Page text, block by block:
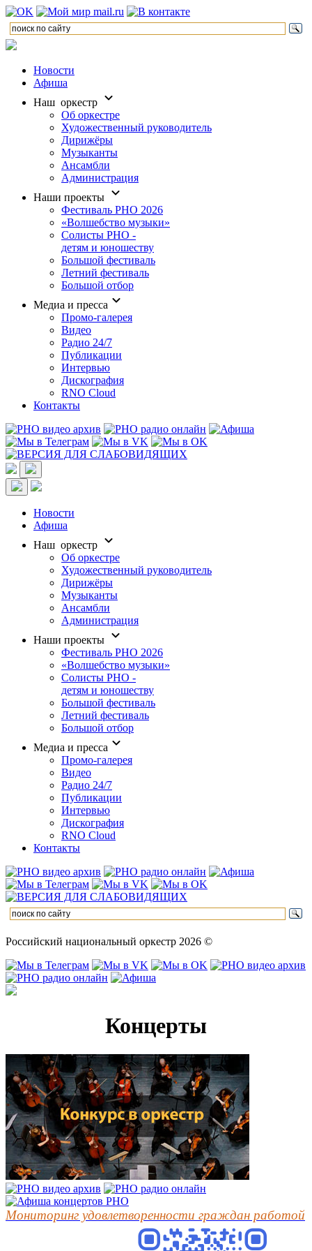
Новости
Афиша
Наш оркестр
Об оркестре
Художественный руководитель
Дирижёры
Музыканты
Ансамбли
Администрация
Наши проекты
Фестиваль РНО 2026
«Волшебство музыки»
Солисты РНО -
детям и юношеству
Большой фестиваль
Летний фестиваль
Большой отбор
Медиа и пресса
Промо-галерея
Видео
Радио 24/7
Публикации
Интервью
Дискография
RNO Cloud
Контакты
Новости
Афиша
Наш оркестр
Об оркестре
Художественный руководитель
Дирижёры
Музыканты
Ансамбли
Администрация
Наши проекты
Фестиваль РНО 2026
«Волшебство музыки»
Солисты РНО -
детям и юношеству
Большой фестиваль
Летний фестиваль
Большой отбор
Медиа и пресса
Промо-галерея
Видео
Радио 24/7
Публикации
Интервью
Дискография
RNO Cloud
Контакты
Российский национальный оркестр 2026 ©
Концерты
Мониторинг удовлетворенности граждан работой